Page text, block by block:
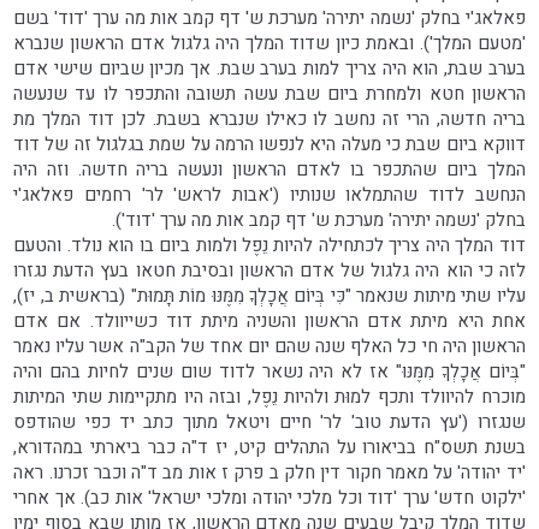
פאלאג'י בחלק 'נשמה יתירה' מערכת ש' דף קמב אות מה ערך 'דוד' בשם
'מטעם המלך'). ובאמת כיון שדוד המלך היה גלגול אדם הראשון שנברא
בערב שבת, הוא היה צריך למות בערב שבת. אך מכיון שביום שישי אדם
הראשון חטא ולמחרת ביום שבת עשה תשובה והתכפר לו עד שנעשה
בריה חדשה, הרי זה נחשב לו כאילו שנברא בשבת. לכן דוד המלך מת
דווקא ביום שבת כי מעלה היא לנפשו הרמה על שמת בגלגול זה של דוד
המלך ביום שהתכפר בו לאדם הראשון ונעשה בריה חדשה. וזה היה
הנחשב לדוד שהתמלאו שנותיו ('אבות לראש' לר' רחמים פאלאג'י
בחלק 'נשמה יתירה' מערכת ש' דף קמב אות מה ערך 'דוד').
דוד המלך היה צריך לכתחילה להיות נֵפֶל ולמות ביום בו הוא נולד. והטעם
לזה כי הוא היה גלגול של אדם הראשון ובסיבת חטאו בעץ הדעת נגזרו
עליו שתי מיתות שנאמר "כִּי בְּיוֹם אֲכָלְךָ מִמֶּנּוּ מוֹת תָּמוּת" (בראשית ב, יז),
אחת היא מיתת אדם הראשון והשניה מיתת דוד כשייוולד. אם אדם
הראשון היה חי כל האלף שנה שהם יום אחד של הקב"ה אשר עליו נאמר
"בְּיוֹם אֲכָלְךָ מִמֶּנּוּ" אז לא היה נשאר לדוד שום שנים לחיות בהם והיה
מוכרח להיוולד ותכף למוּת ולהיות נֵפֶל, ובזה היו מתקיימות שתי המיתות
שנגזרו ('עץ הדעת טוב' לר' חיים ויטאל מתוך כתב יד כפי שהודפס
בשנת תשס"ח בביאורו על התהלים קיט, יז ד"ה כבר ביארתי במהדורא,
'יד יהודה' על מאמר חקור דין חלק ב פרק ז אות מב ד"ה וכבר זכרנו. ראה
'ילקוט חדש' ערך 'דוד וכל מלכי יהודה ומלכי ישראל' אות כב). אך אחרי
שדוד המלך קיבל שבעים שנה מאדם הראשון, אז מותו שבא בסוף ימיו